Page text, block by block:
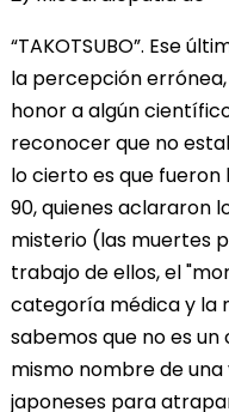
“TAKOTSUBO”. Ese
la percepción
honor a algún
reconocer que no
lo cierto es que fueron
90, quienes aclararon
misterio (las muertes
trabajo de ellos, el
categoría médica y la
sabemos que no es
mismo nombre de una
japoneses para